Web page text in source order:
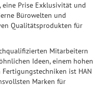
eine Prise Exklusivität und
Bürowelten und
Qualitätsprodukten für
Mitarbeitern
Ideen, einem hohen
ist HAN
Marken für